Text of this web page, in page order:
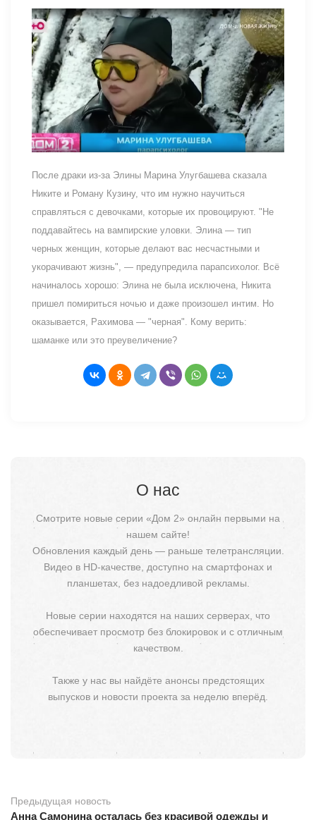
После драки из-за Элины Марина Улугбашева сказала
Никите и Роману Кузину, что им нужно научиться
справляться с девочками, которые их провоцируют. "Не
поддавайтесь на вампирские уловки. Элина — тип
черных женщин, которые делают вас несчастными и
укорачивают жизнь", — предупредила парапсихолог. Всё
начиналось хорошо: Элина не была исключена, Никита
пришел помириться ночью и даже произошел интим. Но
оказывается, Рахимова — "черная". Кому верить:
шаманке или это преувеличение?
О нас
Смотрите новые серии «Дом 2» онлайн первыми на
нашем сайте!
Обновления каждый день — раньше телетрансляции.
Видео в HD-качестве, доступно на смартфонах и
планшетах, без надоедливой рекламы.
Новые серии находятся на наших серверах, что
обеспечивает просмотр без блокировок и с отличным
качеством.
Также у нас вы найдёте анонсы предстоящих
выпусков и новости проекта за неделю вперёд.
Предыдущая новость
Анна Самонина осталась без красивой одежды и